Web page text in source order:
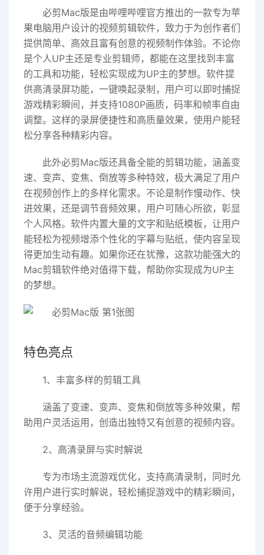
必剪Mac版是由哔哩哔哩官方推出的一款专为苹
果电脑用户设计的视频剪辑软件，致力于为创作者们
提供简单、高效且富有创意的视频制作体验。不论你
是个人UP主还是专业剪辑师，都能在这里找到丰富
的工具和功能，轻松实现成为UP主的梦想。软件提
供高清录屏功能，一键唤起录制，用户可以即时捕捉
游戏精彩瞬间，并支持1080P画质，码率和帧率自由
调整。这样的录屏便捷性和高质量效果，使用户能轻
松分享各种精彩内容。
此外必剪Mac版还具备全能的剪辑功能，涵盖变
速、变声、变焦、倒放等多种特效，极大满足了用户
在视频创作上的多样化需求。不论是制作慢动作、快
进效果，还是调节音频效果，用户可随心所欲，彰显
个人风格。软件内置大量的文字和贴纸模板，让用户
能轻松为视频增添个性化的字幕与贴纸，使内容呈现
得更加生动有趣。如果你还在犹豫，这款功能强大的
Mac剪辑软件绝对值得下载，帮助你实现成为UP主
的梦想。
特色亮点
1、丰富多样的剪辑工具
涵盖了变速、变声、变焦和倒放等多种效果，帮
助用户灵活运用，创造出独特又有创意的视频内容。
2、高清录屏与实时解说
专为市场主流游戏优化，支持高清录制，同时允
许用户进行实时解说，轻松捕捉游戏中的精彩瞬间，
便于分享经验。
3、灵活的音频编辑功能